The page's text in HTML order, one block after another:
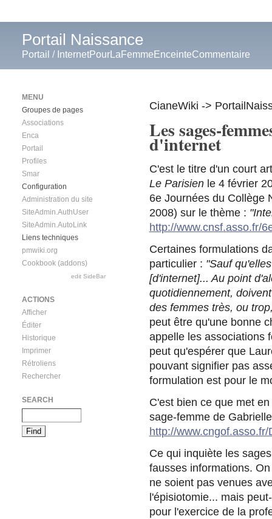
Portail Naissance
Portail / InternetPourLaFemmeEnceinteCommentaire
CianeWiki ->
Les sages-
d'internet
C'est le titre d'un court
Le Parisienle 4 février
6e Journées du Collège
2008) sur le thème :
http://www.cnsf.asso.fr/
Certaines formulations
particulier : "Sauf
[d'internet]... Au point
quotidiennement,
des femmes très, ou
peut être qu'une bonne
appelle les associations
peut qu'espérer que
pouvant signifier pas
formulation est pour le
C'est bien ce que met
sage-femme de
http://
Ce qui inquiète les
fausses informations.
ne soient pas venues
l'épisiotomie... mais
pour l'exercice de la
MENU
Groupes de pages
Associations
Enca
Portail
Profiles
Smar
Configuration
Administration du site
SiteAdmin.AuthUser
SiteAdmin.AutoLink
Liens techniques
pmwiki.org
Cookbook (addons)
edit SideBar
ACTIONS
Afficher
Éditer
Historique
Imprimer
Rétroliens
Rechercher
SEARCH